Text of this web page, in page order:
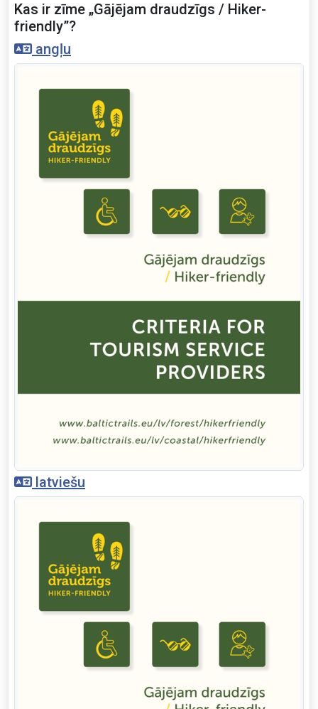
Kas ir zīme „Gājējam draudzīgs / Hiker-
friendly”?
angļu
latviešu